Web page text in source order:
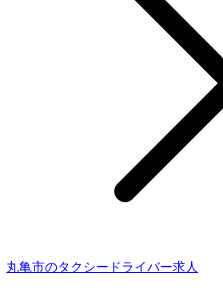
丸亀市のタクシードライバー求人